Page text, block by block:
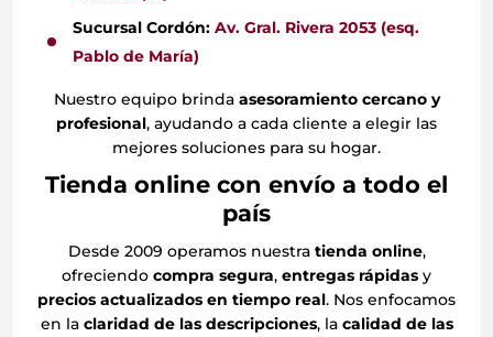
Sucursal Cordón: Av. Gral. Rivera 2053 (esq.
Pablo de María)
Nuestro equipo brinda asesoramiento cercano y
profesional, ayudando a cada cliente a elegir las
mejores soluciones para su hogar.
Tienda online con envío a todo el
país
Desde 2009 operamos nuestra tienda online,
ofreciendo compra segura, entregas rápidas y
precios actualizados en tiempo real. Nos enfocamos
en la claridad de las descripciones, la calidad de las